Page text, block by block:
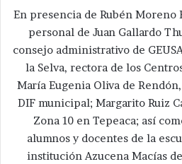
En presencia de Rubén Moreno
personal de Juan Gallardo
consejo administrativo de
la Selva, rectora de los
María Eugenia Oliva de
DIF municipal; Margarito Ruiz
Zona 10 en Tepeaca; así
alumnos y docentes de la
institución Azucena Macías